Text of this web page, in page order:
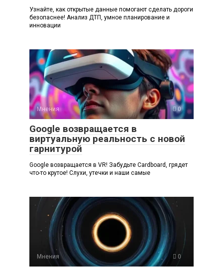
Узнайте, как открытые данные помогают сделать дороги
безопаснее! Анализ ДТП, умное планирование и
инновации
Мнения 0
Google возвращается в
виртуальную реальность с новой
гарнитурой
Google возвращается в VR! Забудьте Cardboard, грядет
что-то крутое! Слухи, утечки и наши самые
Мнения 0